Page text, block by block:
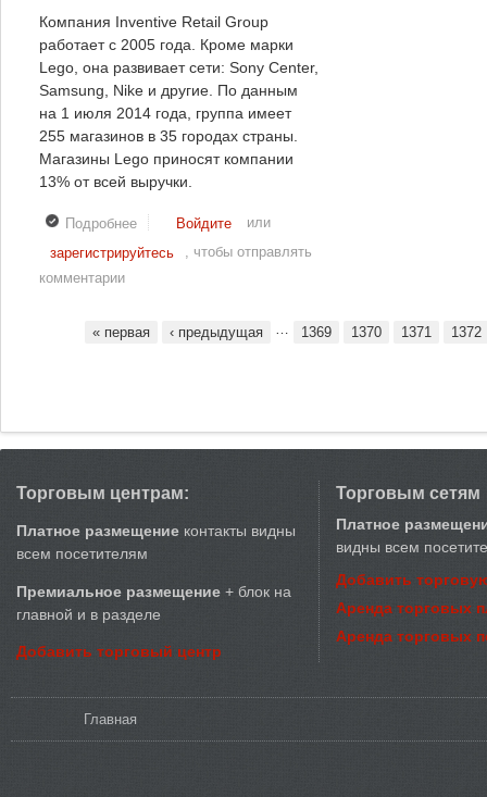
Компания Inventive Retail Group
работает с 2005 года. Кроме марки
Lego, она развивает сети: Sony Center,
Samsung, Nike и другие. По данным
на 1 июля 2014 года, группа имеет
255 магазинов в 35 городах страны.
Магазины Lego приносят компании
13% от всей выручки.
Подробнеео Все права на магазины Lego переходят Inventive
Retail Group
Войдите
или
зарегистрируйтесь
, чтобы отправлять
комментарии
« первая ‹ предыдущая … 1369 1370 1371 1372
Торговым центрам:
Платное размещение контакты видны
всем посетителям
Премиальное размещение + блок на
главной и в разделе
Добавить торговый центр
Торговым сетям
Платное
видны всем
Добавить
Аренда торговых
Аренда торговых
Главная